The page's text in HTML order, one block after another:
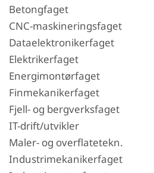
Betongfaget
CNC-maskineringsfaget
Dataelektronikerfaget
Elektrikerfaget
Energimontørfaget
Finmekanikerfaget
Fjell- og bergverksfaget
IT-drift/utvikler
Maler- og overflatetekn.
Industrimekanikerfaget